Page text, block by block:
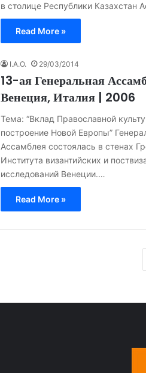
в столице Республики Казахстан
Read More »
I.A.O. 29/03/2014
13-ая Генеральная
Венеция, Италия | 2006
Тема: “Вклад Православной
построение Новой Европы”
Ассамблея состоялась в стенах
Института византийских и
исследований Венеции.…
Read More »